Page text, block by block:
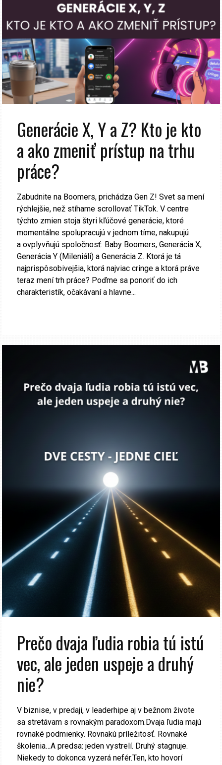
Generácie X, Y a Z? Kto je kto
a ako zmeniť prístup na trhu
práce?
Zabudnite na Boomers, prichádza Gen Z! Svet sa mení
rýchlejšie, než stíhame scrollovať TikTok. V centre
týchto zmien stoja štyri kľúčové generácie, ktoré
momentálne spolupracujú v jednom tíme, nakupujú
a ovplyvňujú spoločnosť: Baby Boomers, Generácia X,
Generácia Y (Mileniáli) a Generácia Z. Ktorá je tá
najprispôsobivejšia, ktorá najviac cringe a ktorá práve
teraz mení trh práce? Poďme sa ponoriť do ich
charakteristík, očakávaní a hlavne...
Prečo dvaja ľudia robia tú istú
vec, ale jeden uspeje a druhý
nie?
V biznise, v predaji, v leaderhipe aj v bežnom živote
sa stretávam s rovnakým paradoxom.Dvaja ľudia majú
rovnaké podmienky. Rovnakú príležitosť. Rovnaké
školenia…A predsa: jeden vystrelí. Druhý stagnuje.
Niekedy to dokonca vyzerá nefér.Ten, kto hovorí